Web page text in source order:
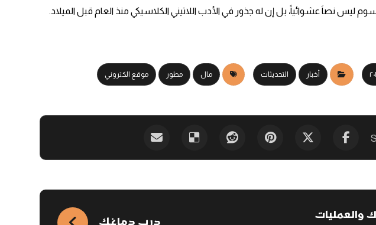
ليس نصاَ عشوائياً، بل إن له جذور في الأدب اللاتيني الكلاسيكي منذ العام قبل الميلاد.
أخبار التحديثات مال مطور موقع الكتروني
والعمليات
درب دماغك